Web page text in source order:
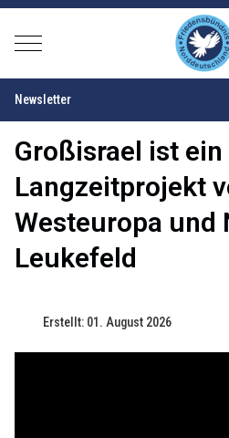
Mobile Menu Toggle
Newsletter
Großisrael ist ein
Langzeitprojekt
Westeuropa und
Leukefeld
Erstellt: 01. August 2026